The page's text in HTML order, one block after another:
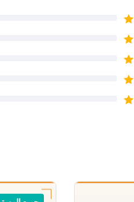
المهارات وصقل الخبرات.
يضم المركز نخبة من الخبراء
والمعرفة الأكاديمية، لنضمن
يشمل:
• المحاسبة والمالية
• الحاسب الآلي وتطبيقاته
• المحاسبة المالية والإدارية
• التحليل المالي والتخطيط